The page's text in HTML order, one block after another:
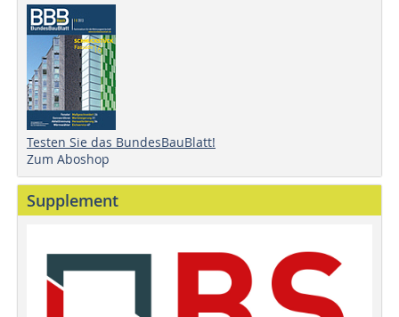
Testen Sie das BundesBauBlatt!
Zum Aboshop
Supplement